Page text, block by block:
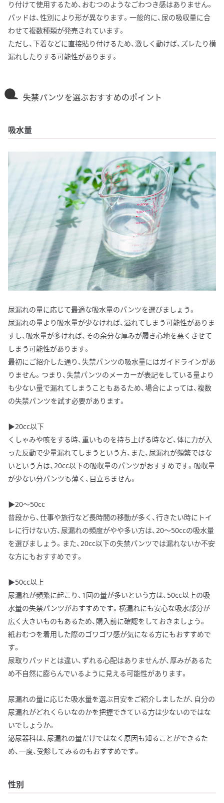
り付けて使用するため、おむつのようなごわつき感はありません。
パッドは、性別により形が異なります。一般的に、尿の吸収量に合
わせて複数種類が発売されています。
ただし、下着などに直接貼り付けるため、激しく動けば、ズレたり横
漏れしたりする可能性があります。
失禁パンツを選ぶおすすめのポイント
吸水量
尿漏れの量に応じて最適な吸水量のパンツを選びましょう。
尿漏れの量より吸水量が少なければ、溢れてしまう可能性がありま
すし、吸水量が多ければ、その余分な厚みが履き心地を悪くさせて
しまう可能性があります。
最初にご紹介した通り、失禁パンツの吸水量にはガイドラインがあ
りません。つまり、失禁パンツのメーカーが表記をしている量より
も少ない量で漏れてしまうこともあるため、場合によっては、複数
の失禁パンツを試す必要があります。
▶20cc以下
くしゃみや咳をする時、重いものを持ち上げる時など、体に力が入
った反動で少量漏れてしまうという方、また、尿漏れが頻繁ではな
いという方は、20cc以下の吸収量のパンツがおすすめです。吸収量
が少ない分パンツも薄く、目立ちません。
▶20～50cc
普段から、仕事や旅行など長時間の移動が多く、行きたい時にトイ
レに行けない方、尿漏れの頻度がやや多い方は、20～50ccの吸水量
を選びましょう。また、20cc以下の失禁パンツでは漏れないか不安
な方にもおすすめです。
▶50cc以上
尿漏れが頻繁に起こり、1回の量が多いという方は、50cc以上の吸
水量の失禁パンツがおすすめです。横漏れにも安心な吸水部分が
広く大きいものもあるため、購入前に確認をしておきましょう。
紙おむつを着用した際のゴワゴワ感が気になる方にもおすすめで
す。
尿取りパッドとは違い、ずれる心配はありませんが、厚みがあるた
め不自然に膨らんでいるように見える可能性があります。
尿漏れの量に応じた吸水量を選ぶ目安をご紹介しましたが、自分の
尿漏れがどれくらいなのかを把握できている方は少ないのではな
いでしょうか。
泌尿器科は、尿漏れの量だけではなく原因も知ることができるた
め、一度、受診してみるのもおすすめです。
性別